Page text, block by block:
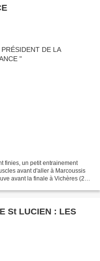
finies, un petit entrainement
avant d'aller à Marcoussis
avant la finale à Vichères (28)
St LUCIEN : LES